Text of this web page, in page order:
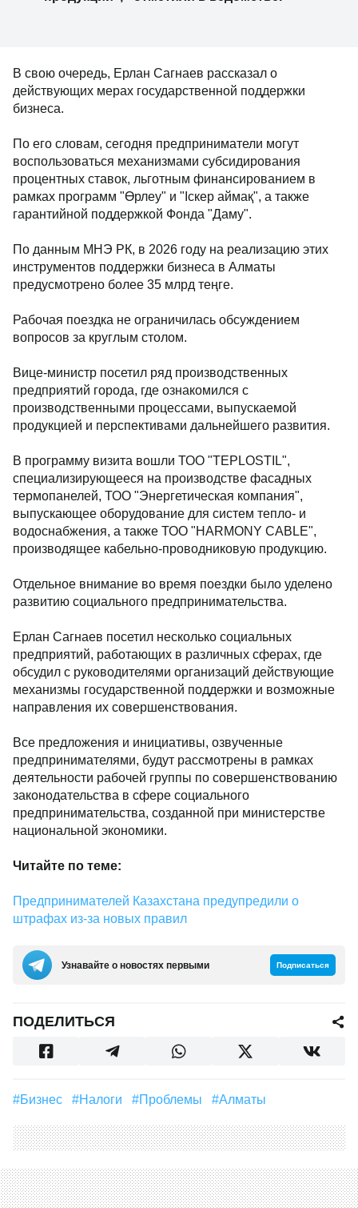
В свою очередь, Ерлан Сагнаев рассказал о
действующих мерах государственной поддержки
бизнеса.
По его словам, сегодня предприниматели могут
воспользоваться механизмами субсидирования
процентных ставок, льготным финансированием в
рамках программ "Өрлеу" и "Іскер аймақ", а также
гарантийной поддержкой Фонда "Даму".
По данным МНЭ РК, в 2026 году на реализацию этих
инструментов поддержки бизнеса в Алматы
предусмотрено более 35 млрд теңге.
Рабочая поездка не ограничилась обсуждением
вопросов за круглым столом.
Вице-министр посетил ряд производственных
предприятий города, где ознакомился с
производственными процессами, выпускаемой
продукцией и перспективами дальнейшего развития.
В программу визита вошли ТОО "TEPLOSTIL",
специализирующееся на производстве фасадных
термопанелей, ТОО "Энергетическая компания",
выпускающее оборудование для систем тепло- и
водоснабжения, а также ТОО "HARMONY CABLE",
производящее кабельно-проводниковую продукцию.
Отдельное внимание во время поездки было уделено
развитию социального предпринимательства.
Ерлан Сагнаев посетил несколько социальных
предприятий, работающих в различных сферах, где
обсудил с руководителями организаций действующие
механизмы государственной поддержки и возможные
направления их совершенствования.
Все предложения и инициативы, озвученные
предпринимателями, будут рассмотрены в рамках
деятельности рабочей группы по совершенствованию
законодательства в сфере социального
предпринимательства, созданной при министерстве
национальной экономики.
Читайте по теме:
Предпринимателей Казахстана предупредили о
штрафах из-за новых правил
Узнавайте о новостях первыми Подписаться
ПОДЕЛИТЬСЯ
#бизнес #налоги #проблемы #Алматы